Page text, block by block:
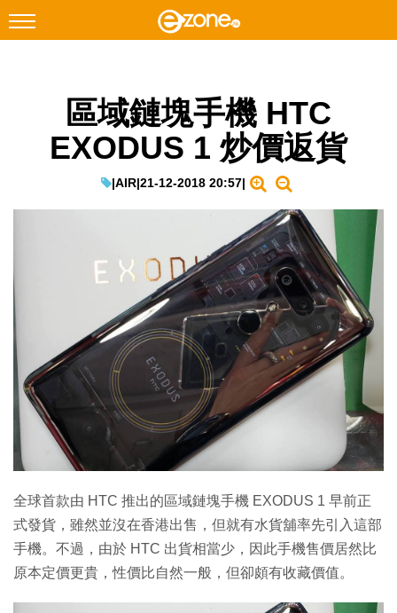
Facebook Instagram
科技焦點
遊戲動漫
EduTech
生成式AI與雲端應用
Enterprise Digital Transformation
特集
區域鏈塊手機 HTC
EXODUS 1 炒價返貨
|AIR|21-12-2018 20:57|
全球首款由 HTC 推出的區域鏈塊手機 EXODUS 1 早前正
式發貨，雖然並沒在香港出售，但就有水貨舖率先引入這部
手機。不過，由於 HTC 出貨相當少，因此手機售價居然比
原本定價更貴，性價比自然一般，但卻頗有收藏價值。